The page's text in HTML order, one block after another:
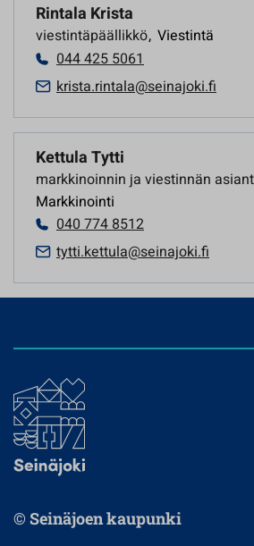
Rintala Krista
viestintäpäällikkö, Viestintä
044 425 5061
krista.rintala@seinajoki.fi
Kettula Tytti
markkinoinnin ja viestinnän
Markkinointi
040 774 8512
tytti.kettula@seinajoki.fi
© Seinäjoen kaupunki